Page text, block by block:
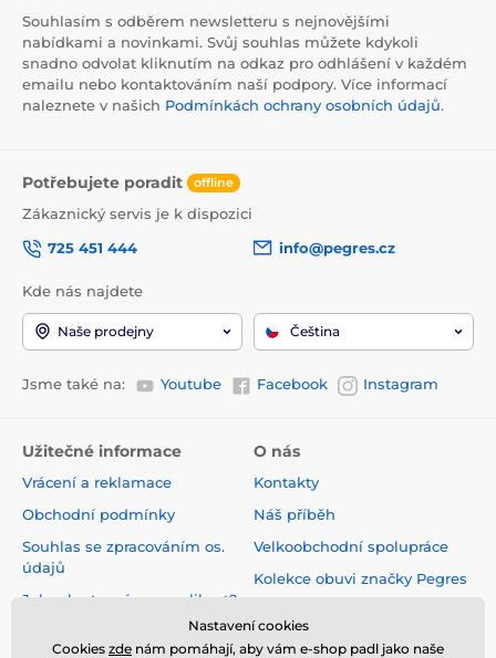
Souhlasím s odběrem newsletteru s nejnovějšími
nabídkami a novinkami. Svůj souhlas můžete kdykoli
snadno odvolat kliknutím na odkaz pro odhlášení v každém
emailu nebo kontaktováním naší podpory. Více informací
naleznete v našich Podmínkách ochrany osobních údajů.
Potřebujete poradit offline
Zákaznický servis je k dispozici
725 451 444
info@pegres.cz
Kde nás najdete
Naše prodejny Čeština
Jsme také na: Youtube Facebook Instagram
Užitečné informace
Vrácení a reklamace
Obchodní podmínky
Souhlas se zpracováním os.
údajů
Jak vybrat správnou velikost?
O nás
Kontakty
Náš příběh
Velkoobchodní spolupráce
Kolekce obuvi značky Pegres
Velkoobchodní zóna
Nastavení cookies
Cookies zde nám pomáhají, aby vám e-shop padl jako naše